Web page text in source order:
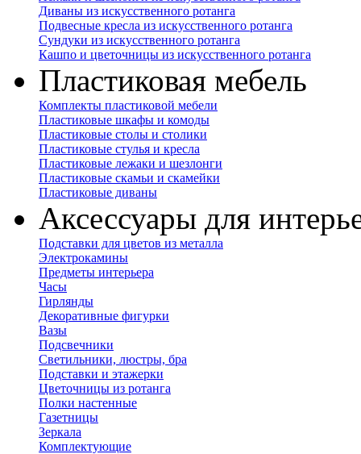
Диваны из искусственного ротанга
Подвесные кресла из искусственного ротанга
Сундуки из искусственного ротанга
Кашпо и цветочницы из искусственного ротанга
Пластиковая мебель
Комплекты пластиковой мебели
Пластиковые шкафы и комоды
Пластиковые столы и столики
Пластиковые стулья и кресла
Пластиковые лежаки и шезлонги
Пластиковые скамьи и скамейки
Пластиковые диваны
Аксессуары для
Подставки для цветов из металла
Электрокамины
Предметы интерьера
Часы
Гирлянды
Декоративные фигурки
Вазы
Подсвечники
Светильники, люстры, бра
Подставки и этажерки
Цветочницы из ротанга
Полки настенные
Газетницы
Зеркала
Комплектующие